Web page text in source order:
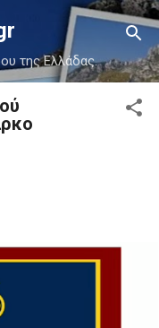
της Ελλάδας.